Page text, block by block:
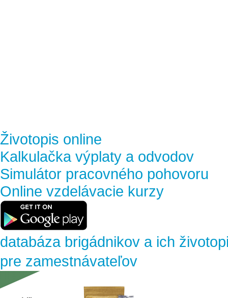
Životopis online
Kalkulačka výplaty a odvodov
Simulátor pracovného pohovoru
Online vzdelávacie kurzy
databáza brigádnikov a ich
pre zamestnávateľov